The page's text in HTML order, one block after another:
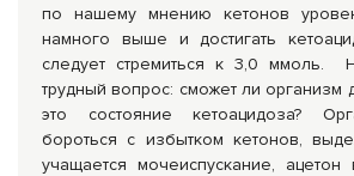
по нашему мнению кетонов
намного выше и достигать
следует стремиться к 3,0 ммоль.
трудный вопрос: сможет ли организм
это состояние кетоацидоза?
бороться с избытком кетонов,
учащается мочеиспускание, ацетон